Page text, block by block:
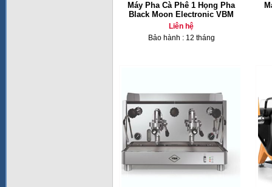
Máy Pha Cà Phê 1 Họng Pha
Black Moon Electronic VBM
Liên hệ
Bảo hành : 12 tháng